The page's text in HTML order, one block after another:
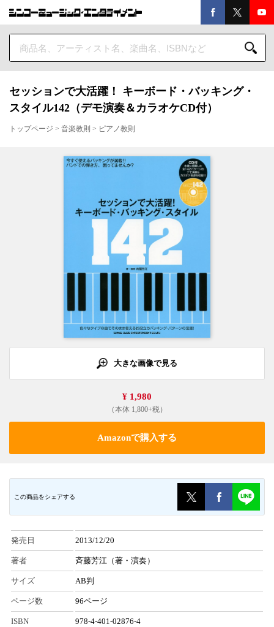
セッションで大活躍！ キーボード・バッキング・
スタイル142（デモ演奏＆カラオケCD付）
トップページ > 音楽教則 > ピアノ教則
大きな画像で見る
¥ 1,980
（本体 1,800+税）
Amazonで購入する
この商品をシェアする
発売日 2013/12/20
著者 斉藤芳江（著・演奏）
サイズ AB判
ページ数 96ページ
ISBN 978-4-401-02876-4